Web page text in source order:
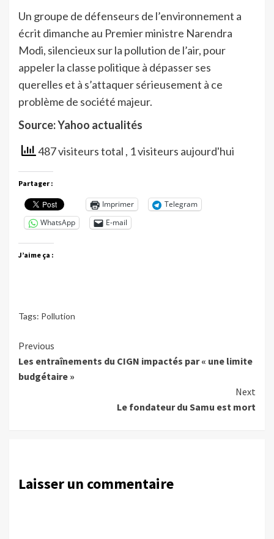
Un groupe de défenseurs de l’environnement a
écrit dimanche au Premier ministre Narendra
Modi, silencieux sur la pollution de l’air, pour
appeler la classe politique à dépasser ses
querelles et à s’attaquer sérieusement à ce
problème de société majeur.
Source: Yahoo actualités
487 visiteurs total , 1 visiteurs aujourd'hui
Partager :
Imprimer
Telegram
WhatsApp
E-mail
J’aime ça :
Tags: Pollution
Continue
Reading
Previous
Les entraînements du CIGN impactés par « une limite
budgétaire »
Next
Le fondateur du Samu est mort
Laisser un commentaire